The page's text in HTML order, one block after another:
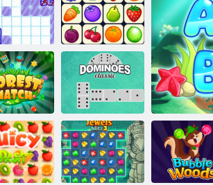
Schiffe
Onet Connect
Dominoes
Klassiker